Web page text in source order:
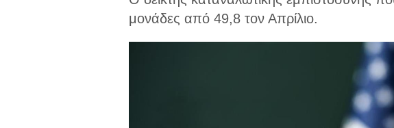
μονάδες από 49,8 τον Απρίλιο.